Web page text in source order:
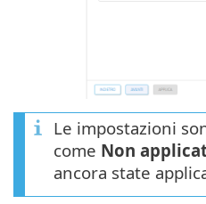
Le impostazioni
come Non
ancora state